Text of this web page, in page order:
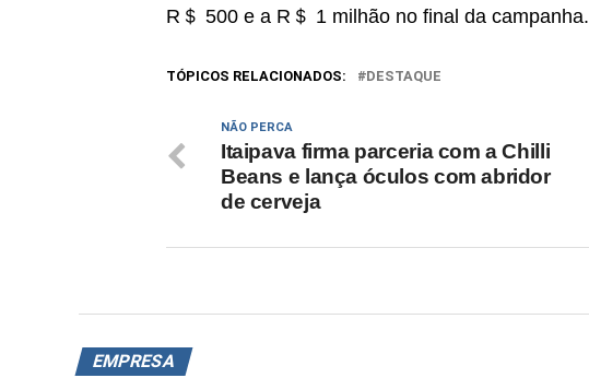
R＄ 500 e a R＄ 1 milhão no final da campanha.
TÓPICOS RELACIONADOS: DESTAQUE
NÃO PERCA
Itaipava firma parceria com a Chilli
Beans e lança óculos com abridor
de cerveja
EMPRESA